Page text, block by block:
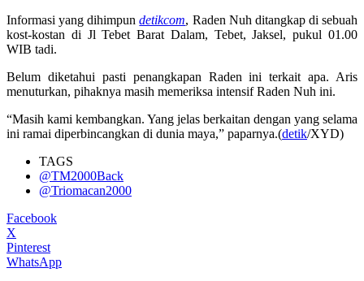
Informasi yang dihimpundetikcom, Raden Nuh ditangkap di sebuah
kost-kostan di Jl Tebet Barat Dalam, Tebet, Jaksel, pukul 01.00
WIB tadi.
Belum diketahui pasti penangkapan Raden ini terkait apa. Aris
menuturkan, pihaknya masih memeriksa intensif Raden Nuh ini.
“Masih kami kembangkan. Yang jelas berkaitan dengan yang selama
ini ramai diperbincangkan di dunia maya,” paparnya.(detik/XYD)
TAGS
@TM2000Back
@Triomacan2000
Facebook
X
Pinterest
WhatsApp